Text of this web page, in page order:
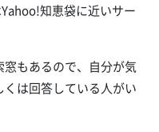
知恵袋に近いサー
もあるので、自分が気
は回答している人がい